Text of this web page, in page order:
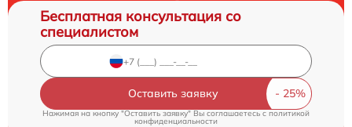
Бесплатная консультация со
специалистом
Оставить заявку
Нажимая на кнопку "Оставить заявку" Вы соглашаетесь cполитикой
конфиденциальности